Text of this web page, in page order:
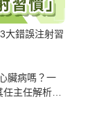
大錯誤注射習
臟病嗎？一
主任解析支